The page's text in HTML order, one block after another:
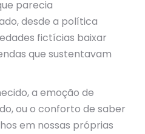
parecia
desde a política
fictícias baixar
que sustentavam
a emoção de
ou o conforto de saber
em nossas próprias